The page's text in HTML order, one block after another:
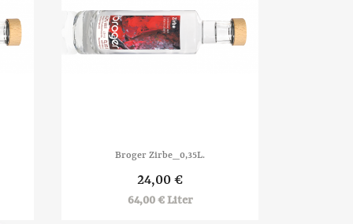
 Vorschau
Broger Zirbe_0,35L.
24,00 €
64,00 € Liter